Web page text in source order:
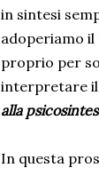
in sintesi
adoperiamo
proprio per
interpretare il
alla
In questa